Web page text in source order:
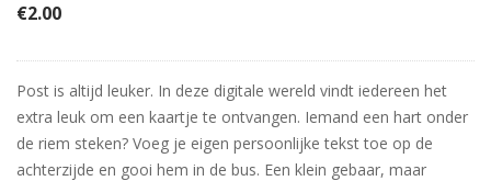
€2.00
Post is altijd leuker. In deze digitale wereld vindt iedereen het
extra leuk om een kaartje te ontvangen. Iemand een hart onder
de riem steken? Voeg je eigen persoonlijke tekst toe op de
achterzijde en gooi hem in de bus. Een klein gebaar, maar